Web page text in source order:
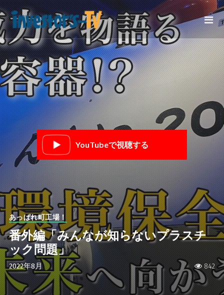
YouTubeで視聴する
842
あっぱれ町工場！
番外編「みんなが知らないプラスチ
ック問題」
2022年8月